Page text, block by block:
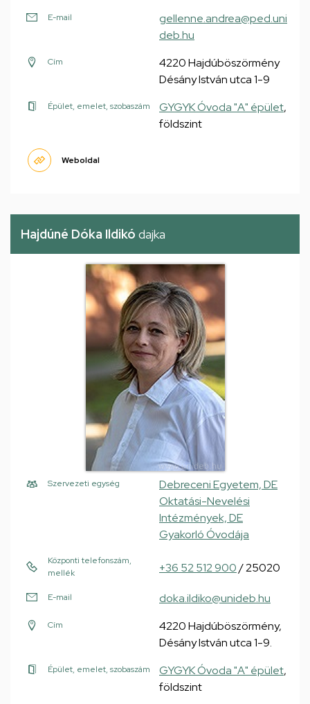
E-mail
gellenne.andrea@ped.uni
deb.hu
Cím
4220 Hajdúböszörmény
Désány István utca 1-9
Épület, emelet, szobaszám GYGYK Óvoda "A" épület,
földszint
Weboldal
Hajdúné Dóka Ildikó dajka
Szervezeti egység
Debreceni Egyetem, DE
Oktatási-Nevelési
Intézmények, DE
Gyakorló Óvodája
Központi telefonszám,
mellék
+36 52 512 900/ 25020
E-mail doka.ildiko@unideb.hu
Cím
4220 Hajdúböszörmény,
Désány István utca 1-9.
Épület, emelet, szobaszám GYGYK Óvoda "A" épület,
földszint